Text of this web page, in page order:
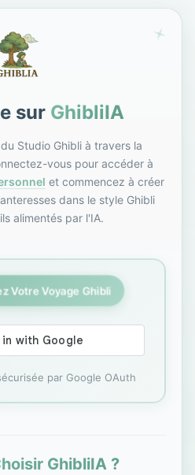
sur GhibliIA
Studio Ghibli à travers la
vous pour accéder à
et commencez à créer
dans le style Ghibli
alimentés par l'IA.
Votre Voyage Ghibli
par Google OAuth
GhibliIA ?